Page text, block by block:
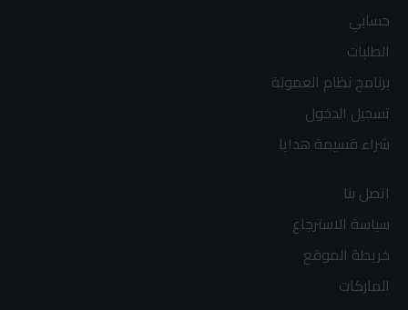
حسابي
الطلبات
برنامج نظام العمولة
تسجيل الدخول
شراء قسيمة هدايا
اتصل بنا
سياسة الاسترجاع
خريطة الموقع
الماركات